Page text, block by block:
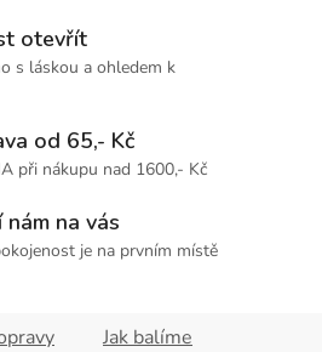
otevřít
s láskou a ohledem k
od 65,- Kč
při nákupu nad 1600,- Kč
nám na vás
je na prvním místě
Jak balíme